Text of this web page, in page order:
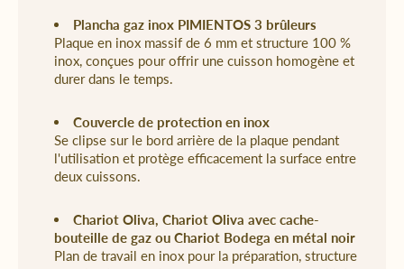
Plancha gaz inox PIMIENTOS 3 brûleurs
Plaque en inox massif de 6 mm et structure 100 %
inox, conçues pour offrir une cuisson homogène et
durer dans le temps.
Couvercle de protection en inox
Se clipse sur le bord arrière de la plaque pendant
l'utilisation et protège efficacement la surface entre
deux cuissons.
Chariot Oliva,Chariot Oliva avec cache-
bouteille de gaz ou Chariot Bodega en métal noir
Plan de travail en inox pour la préparation, structure